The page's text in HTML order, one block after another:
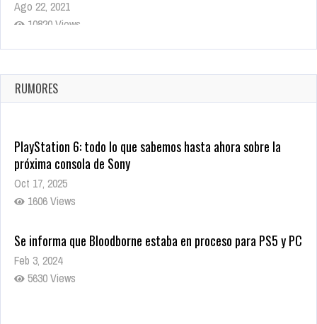
Ago 22, 2021
10820 Views
La configuración de Call of Duty 2021 aparentemente ya fue
Ago 8, 2021
10005 Views
RUMORES
PlayStation 6: todo lo que sabemos hasta ahora sobre la
próxima consola de Sony
Oct 17, 2025
1606 Views
Se informa que Bloodborne estaba en proceso para PS5 y PC
Feb 3, 2024
5630 Views